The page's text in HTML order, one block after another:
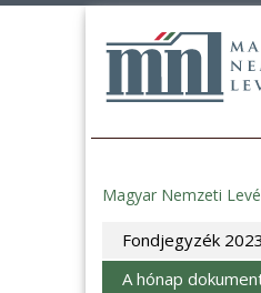
Jelenlegi
hely
Magyar Nemzeti
Fondjegyzék 2023
A hónap